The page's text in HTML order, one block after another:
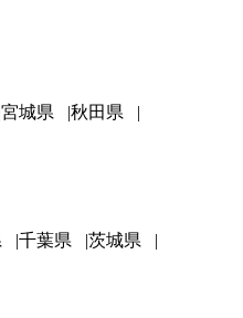
宮城県
秋田県
千葉県
茨城県